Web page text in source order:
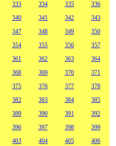
333 334 335
336
340 341 342
343
347 348 349
350
354 355 356
357
361 362 363
364
368 369 370
371
375 376 377
378
382 383 384
385
389 390 391
392
396 397 398
399
403 404 405
406